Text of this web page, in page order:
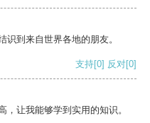
到来自世界各地的朋友。
支持[0] 反对[0]
让我能够学到实用的知识。